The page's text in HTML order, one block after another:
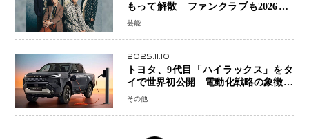
もって解散 ファンクラブも2026年5
月末で活動終了
芸能
2025.11.10
トヨタ、9代目「ハイラックス」をタ
イで世界初公開 電動化戦略の象徴と
なるBEVモデルを初設定
その他